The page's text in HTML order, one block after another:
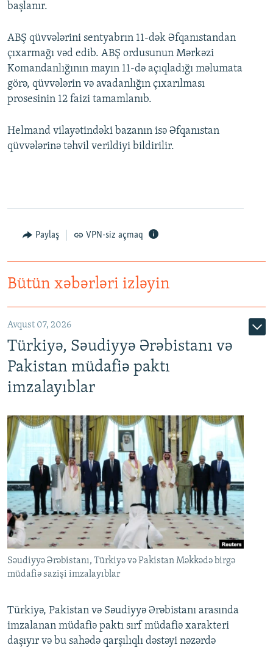
başlanır.
ABŞ qüvvələrini sentyabrın 11-dək Əfqanıstandan
çıxarmağı vəd edib. ABŞ ordusunun Mərkəzi
Komandanlığının mayın 11-də açıqladığı məlumata
görə, qüvvələrin və avadanlığın çıxarılması
prosesinin 12 faizi tamamlanıb.
Helmand vilayətindəki bazanın isə Əfqanıstan
qüvvələrinə təhvil verildiyi bildirilir.
Paylaş VPN-siz açmaq
Bütün xəbərləri izləyin
Avqust 07, 2026
Türkiyə, Səudiyyə Ərəbistanı və
Pakistan müdafiə paktı
imzalayıblar
Səudiyyə Ərəbistanı, Türkiyə və Pakistan Məkkədə birgə
müdafiə sazişi imzalayıblar
Türkiyə, Pakistan və Səudiyyə Ərəbistanı arasında
imzalanan müdafiə paktı sırf müdafiə xarakteri
daşıyır və bu sahədə qarşılıqlı dəstəyi nəzərdə